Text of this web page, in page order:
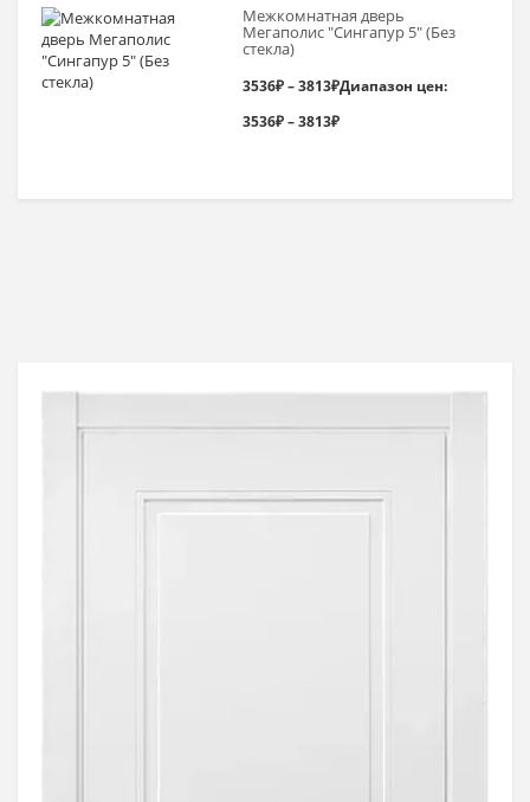
Межкомнатная дверь
Мегаполис "Сингапур 5" (Без
стекла)
3536₽–3813₽Диапазон цен:
3536₽ – 3813₽